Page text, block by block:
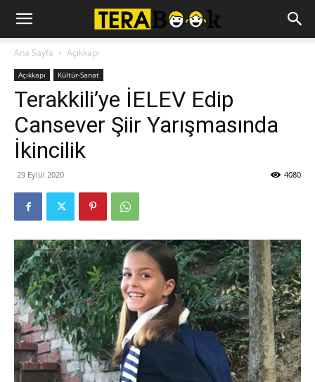
Ana Sayfa Açıkkapı
Açıkkapı Kültür-Sanat
Terakkili’ye İELEV Edip
Cansever Şiir Yarışmasında
İkincilik
29 Eylül 2020 4080